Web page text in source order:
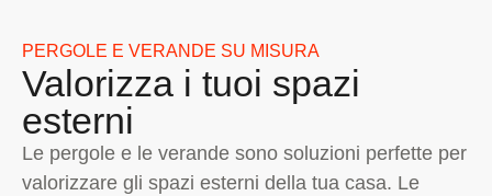
PERGOLE E VERANDE SU MISURA
Valorizza i tuoi spazi
esterni
Le pergole e le verande sono soluzioni perfette per
valorizzare gli spazi esterni della tua casa. Le